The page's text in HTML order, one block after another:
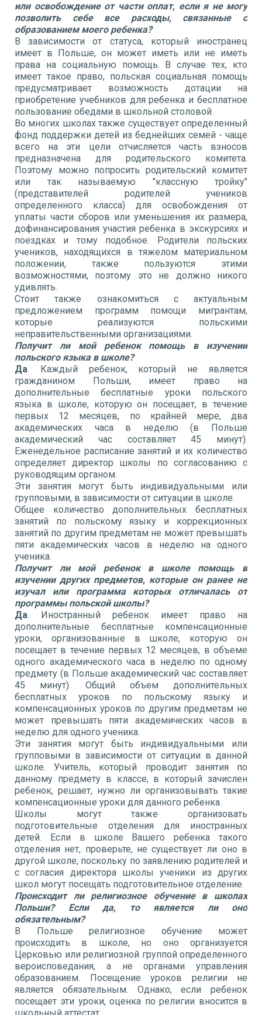
или освобождение от части оплат, если я не могу
позволить себе все расходы, связанные с
образованием моего ребенка?
В зависимости от статуса, который иностранец
имеет в Польше, он может иметь или не иметь
права на социальную помощь. В случае тех, кто
имеет такое право, польская социальная помощь
предусматривает возможность дотации на
приобретение учебников для ребенка и бесплатное
пользование обедами в школьной столовой.
Во многих школах также существует определенный
фонд поддержки детей из беднейших семей - чаще
всего на эти цели отчисляется часть взносов
предназначена для родительского комитета.
Поэтому можно попросить родительский комитет
или так называемую "классную тройку"
(представителей родителей учеников
определенного класса) для освобождения от
уплаты части сборов или уменьшения их размера,
дофинансирования участия ребенка в экскурсиях и
поездках и тому подобное. Родители польских
учеников, находящихся в тяжелом материальном
положении, также пользуются этими
возможностями, поэтому это не должно никого
удивлять.
Стоит также ознакомиться с актуальным
предложением программ помощи мигрантам,
которые реализуются польскими
неправительственными организациями.
Получит ли мой ребенок помощь в изучении
польского языка в школе?
Да. Каждый ребенок, который не является
гражданином Польши, имеет право на
дополнительные бесплатные уроки польского
языка в школе, которую он посещает, в течение
первых 12 месяцев, по крайней мере, два
академических часа в неделю (в Польше
академический час составляет 45 минут).
Еженедельное расписание занятий и их количество
определяет директор школы по согласованию с
руководящим органом.
Эти занятия могут быть индивидуальными или
групповыми, в зависимости от ситуации в школе.
Общее количество дополнительных бесплатных
занятий по польскому языку и коррекционных
занятий по другим предметам не может превышать
пяти академических часов в неделю на одного
ученика.
Получит ли мой ребенок в школе помощь в
изучении других предметов, которые он ранее не
изучал или программа которых отличалась от
программы польской школы?
Да. Иностранный ребенок имеет право на
дополнительные бесплатные компенсационные
уроки, организованные в школе, которую он
посещает в течение первых 12 месяцев, в объеме
одного академического часа в неделю по одному
предмету (в Польше академический час составляет
45 минут). Общий объем дополнительных
бесплатных уроков по польскому языку и
компенсационных уроков по другим предметам не
может превышать пяти академических часов в
неделю для одного ученика.
Эти занятия могут быть индивидуальными или
групповыми в зависимости от ситуации в данной
школе. Учитель, который проводит занятия по
данному предмету в классе, в который зачислен
ребенок, решает, нужно ли организовывать такие
компенсационные уроки для данного ребенка.
Школы могут также организовать
подготовительные отделения для иностранных
детей. Если в школе Вашего ребенка такого
отделения нет, проверьте, не существует ли оно в
другой школе, поскольку по заявлению родителей и
с согласия директора школы ученики из других
школ могут посещать подготовительное отделение.
Происходит ли религиозное обучение в школах
Польши? Если да, то является ли оно
обязательным?
В Польше религиозное обучение может
происходить в школе, но оно организуется
Церковью или религиозной группой определенного
вероисповедания, а не органами управления
образованием. Посещение уроков религии не
является обязательным. Однако, если ребенок
посещает эти уроки, оценка по религии вносится в